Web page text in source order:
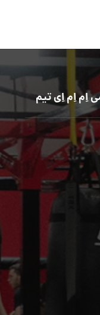
اِم اِم اِی تیم